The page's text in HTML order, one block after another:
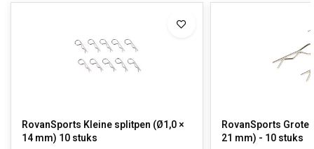
RovanSports Kleine splitpen (Ø1,0 ×
14 mm) 10 stuks
RovanSports Grote
21 mm) - 10 stuks